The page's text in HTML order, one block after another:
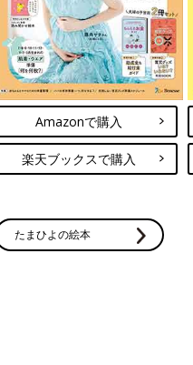
Amazonで購入
楽天ブックスで購入
たまひよの絵本